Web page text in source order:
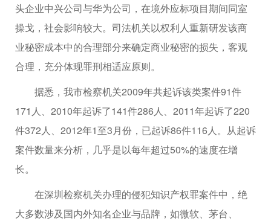
头企业中兴公司与华为公司，在境外应标项目期间同室
操戈，社会影响较大。司法机关以权利人重新研发该商
业秘密成本中的合理部分来确定商业秘密的损失，客观
合理，充分体现罪刑相适应原则。
据悉，我市检察机关2009年共起诉该类案件91件
171人、2010年起诉了141件286人、2011年起诉了220
件372人、2012年1至3月份，已起诉86件116人。从起诉
案件数量来分析，几乎是以每年超过50%的速度在增
长。
在深圳检察机关办理的侵犯知识产权罪案件中，绝
大多数涉及国内外知名企业与品牌，如微软、茅台、